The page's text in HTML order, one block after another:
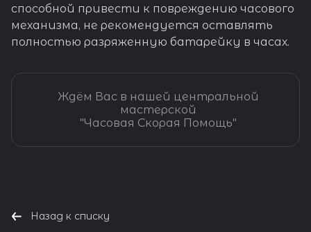
способной привести к повреждению часового
механизма, не рекомендуется оставлять
полностью разряженную батарейку в часах.
Ждём Вас в нашей центральной
мастерской
"Часовая Скорая Помощь"
Назад к списку